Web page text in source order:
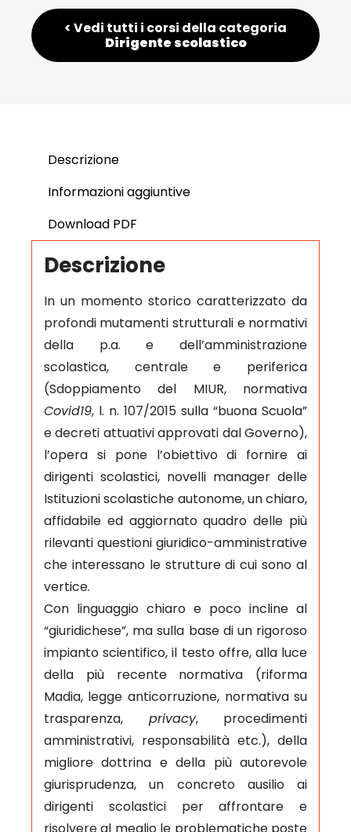
< Vedi tutti i corsi della categoria
Dirigente scolastico
Descrizione
Informazioni aggiuntive
Download PDF
Descrizione
In un momento storico caratterizzato da
profondi mutamenti strutturali e normativi
della p.a. e dell’amministrazione
scolastica, centrale e periferica
(Sdoppiamento del MIUR, normativa
Covid19, l. n. 107/2015 sulla “buona Scuola”
e decreti attuativi approvati dal Governo),
l’opera si pone l’obiettivo di fornire ai
dirigenti scolastici, novelli manager delle
Istituzioni scolastiche autonome, un chiaro,
affidabile ed aggiornato quadro delle più
rilevanti questioni giuridico-amministrative
che interessano le strutture di cui sono al
vertice.
Con linguaggio chiaro e poco incline al
“giuridichese”, ma sulla base di un rigoroso
impianto scientifico, il testo offre, alla luce
della più recente normativa (riforma
Madia, legge anticorruzione, normativa su
trasparenza, privacy, procedimenti
amministrativi, responsabilità etc.), della
migliore dottrina e della più autorevole
giurisprudenza, un concreto ausilio ai
dirigenti scolastici per affrontare e